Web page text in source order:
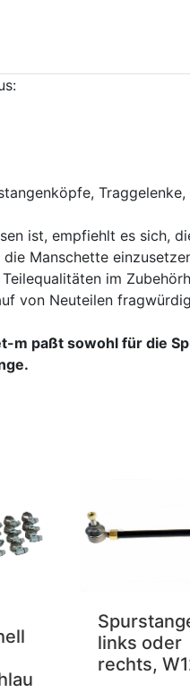
Traggelenke,
ist, empfiehlt es sich,
Manschette
im
von Neuteilen
m paßt sowohl für die
links oder
rechts,